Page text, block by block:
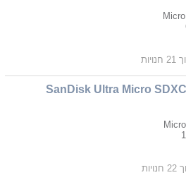
כרטיס זיכרון SanDisk Ultra Micro SDXC